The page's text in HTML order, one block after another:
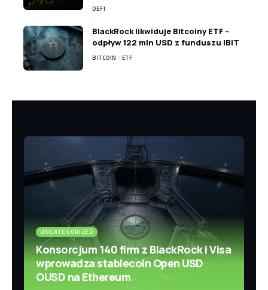
DEFI
BlackRock likwiduje Bitcoiny ETF –
odpływ 122 mln USD z funduszu IBIT
BITCOIN ETF
UNCATEGORIZED
Konsorcjum 140 firm z BlackRock i Visa
wprowadza stablecoin Open USD
OUSD na Ethereum